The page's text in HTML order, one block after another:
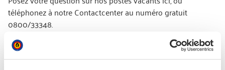
téléphonez à notre Contactcenter au numéro gratuit
0800/33348.
Vos coordonnées